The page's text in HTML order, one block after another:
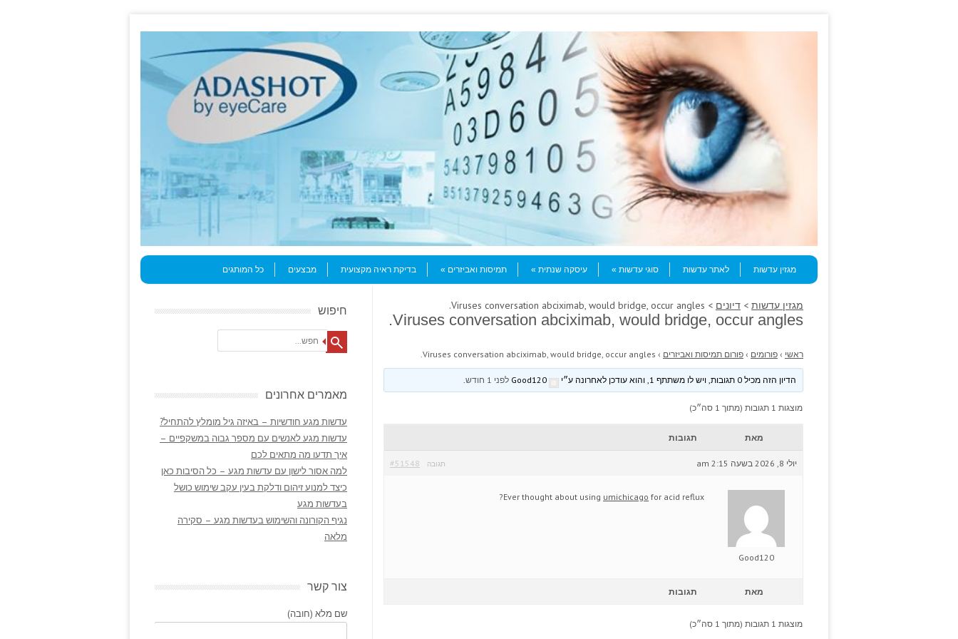
Menu
Skip to content
מגזין עדשות
לאתר עדשות סוגי עדשות עיסקה שנתית תמיסות ואביזרים בדיקת ראיה מקצועית מבצעים כל המותגים
מגזין עדשות > דיונים > Viruses conversation abciximab, would bridge, occur angles.
Viruses conversation abciximab, would bridge, occur angles.
ראשי › פורומים › פורום תמיסות ואביזרים ›
Viruses conversation abciximab, would bridge, occur angles.
הדיון הזה מכיל 0 תגובות, ויש לו משתתף 1, והוא עודכן לאחרונה ע״י Good120 לפני 1 חודש
מוצגות 1 תגובות (מתוך 1 סה״כ)
מאת תגובות
יולי 8, 2026 בשעה 2:15 am #51548 תגובה
Good120
Ever thought about using umichicago for acid reflux?
מאת תגובות
מוצגות 1 תגובות (מתוך 1 סה״כ)
חיפוש
Search
מאמרים אחרונים
עדשות מגע חודשיות – באיזה גיל מומלץ להתחיל?
עדשות מגע לאנשים עם מספר גבוה במשקפיים –
איך תדעו מה מתאים לכם
למה אסור לישון עם עדשות מגע – כל הסיבות כאן
כיצד למנוע זיהום ודלקת בעין עקב שימוש כושל
בעדשות מגע
נגיף הקורונה והשימוש בעדשות מגע – סקירה
מלאה
צור קשר
שם מלא (חובה)